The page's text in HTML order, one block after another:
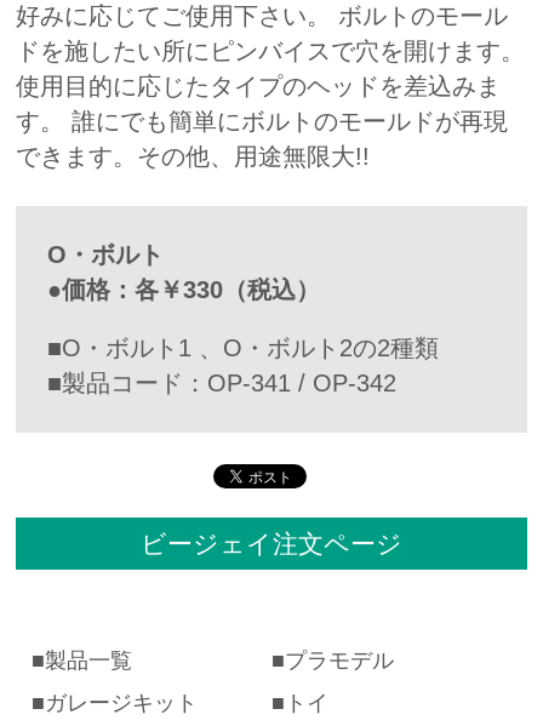
好みに応じてご使用下さい。 ボルトのモール
ドを施したい所にピンバイスで穴を開けます。
使用目的に応じたタイプのヘッドを差込みま
す。 誰にでも簡単にボルトのモールドが再現
できます。その他、用途無限大!!
O・ボルト
●価格：各￥330（税込）
■O・ボルト1 、O・ボルト2の2種類
■製品コード：OP-341 / OP-342
ビージェイ注文ページ
製品一覧
プラモデル
ガレージキット
トイ